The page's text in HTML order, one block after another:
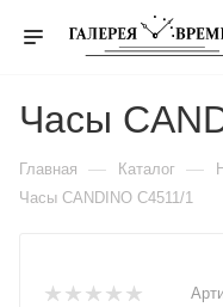
Часы
Главная — Каталог —
Часы CANDINO C4511/1